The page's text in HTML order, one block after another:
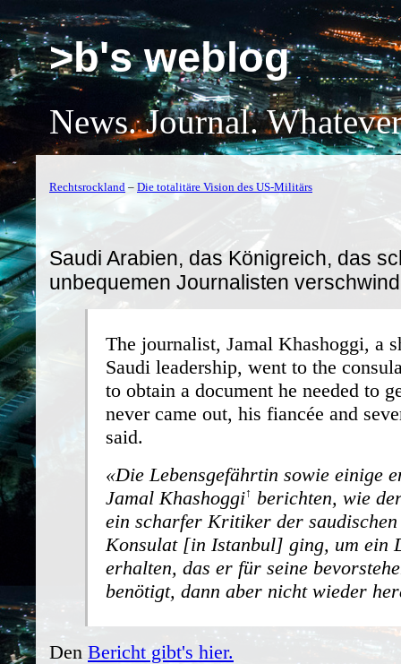
>b's weblog
News. Journal.
Rechtsrockland – Die totalitäre Vision des US-Militärs
Saudi Arabien, das Königreich, das
unbequemen Journalisten
The journalist, Jamal Khashoggi, a
Saudi leadership, went to the
to obtain a document he needed to
never came out, his fiancée and
said.
Die Lebensgefährtin sowie einige
Jamal Khashoggi berichten, wie
ein scharfer Kritiker der
Konsulat [in Istanbul] ging, um ein
erhalten, das er für seine
benötigt, dann aber nicht wieder
Den Bericht gibt's hier.